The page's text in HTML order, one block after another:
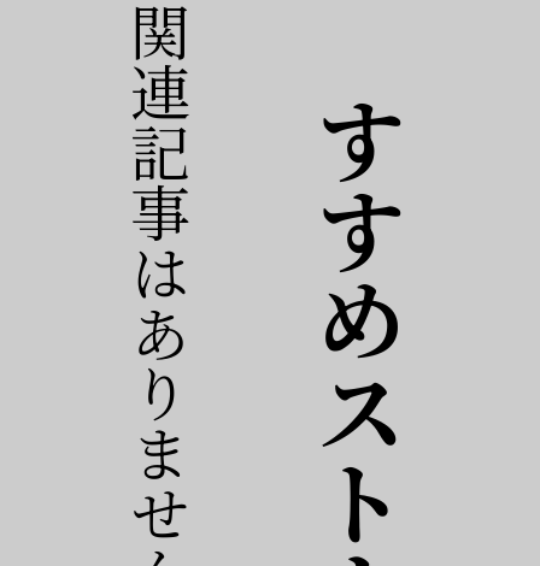
関連記事はありません。